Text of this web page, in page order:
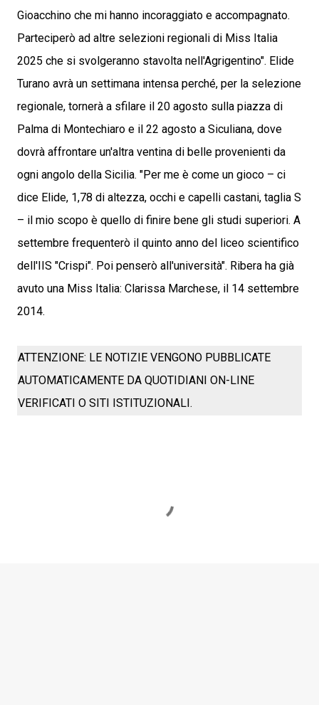
Gioacchino che mi hanno incoraggiato e accompagnato.
Parteciperò ad altre selezioni regionali di Miss Italia
2025 che si svolgeranno stavolta nell'Agrigentino". Elide
Turano avrà un settimana intensa perché, per la selezione
regionale, tornerà a sfilare il 20 agosto sulla piazza di
Palma di Montechiaro e il 22 agosto a Siculiana, dove
dovrà affrontare un'altra ventina di belle provenienti da
ogni angolo della Sicilia. "Per me è come un gioco – ci
dice Elide, 1,78 di altezza, occhi e capelli castani, taglia S
– il mio scopo è quello di finire bene gli studi superiori. A
settembre frequenterò il quinto anno del liceo scientifico
dell'IIS "Crispi". Poi penserò all'università". Ribera ha già
avuto una Miss Italia: Clarissa Marchese, il 14 settembre
2014.
ATTENZIONE: LE NOTIZIE VENGONO PUBBLICATE
AUTOMATICAMENTE DA QUOTIDIANI ON-LINE
VERIFICATI O SITI ISTITUZIONALI.